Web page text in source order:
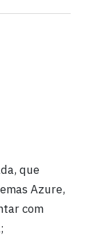
que
Azure,
com